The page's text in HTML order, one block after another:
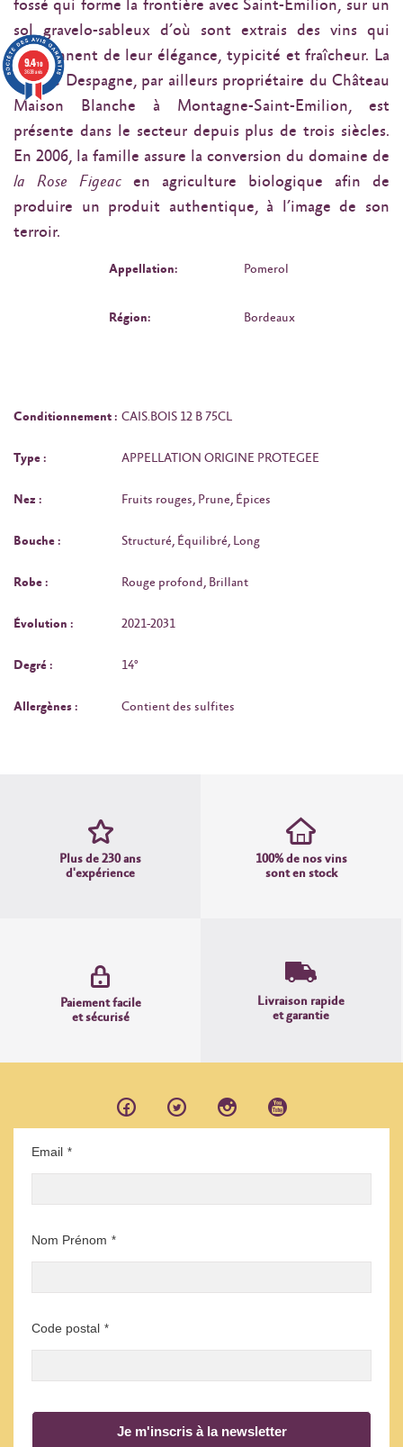
fossé qui forme la frontière avec Saint-Emilion, sur un
sol gravelo-sableux d’où sont extrais des vins qui
surprennent de leur élégance, typicité et fraîcheur. La
famille Despagne, par ailleurs propriétaire du Château
Maison Blanche à Montagne-Saint-Emilion, est
présente dans le secteur depuis plus de trois siècles.
En 2006, la famille assure la conversion du domaine de
la Rose Figeac en agriculture biologique afin de
produire un produit authentique, à l’image de son
terroir.
Appellation: Pomerol
Région: Bordeaux
Conditionnement : CAIS.BOIS 12 B 75CL
Type : APPELLATION ORIGINE PROTEGEE
Nez : Fruits rouges, Prune, Épices
Bouche : Structuré, Équilibré, Long
Robe : Rouge profond, Brillant
Évolution : 2021-2031
Degré : 14°
Allergènes : Contient des sulfites
Plus de 230 ans
d'expérience
100% de nos vins
sont en stock
Paiement facile
et sécurisé
Livraison rapide
et garantie
Email *
Nom Prénom *
Code postal *
Je m'inscris à la newsletter
9.4/10
3638 avis